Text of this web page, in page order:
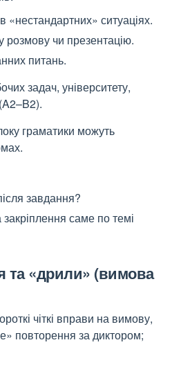
ситуаціях.
чи презентацію.
питань.
задач, університету,
граматики можуть
завдання?
саме по темі
та «дрили» (вимова
чіткі вправи на вимову,
повторення за диктором;